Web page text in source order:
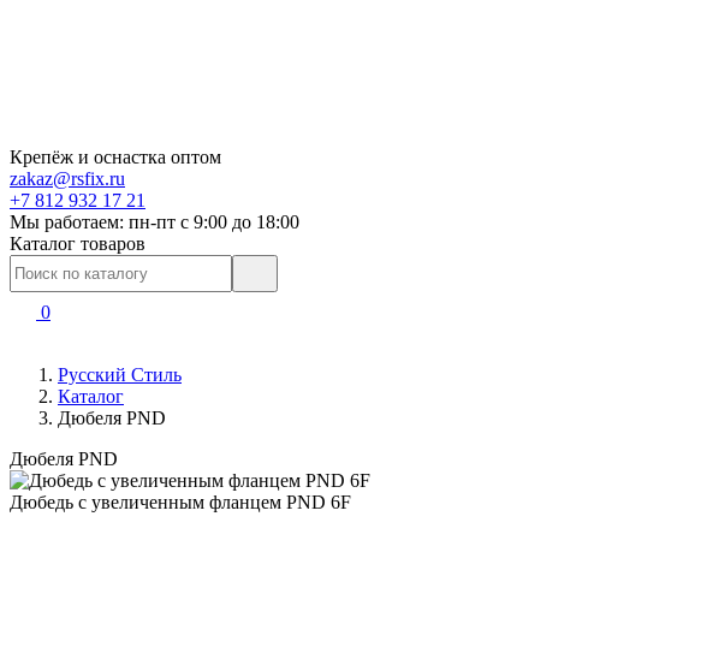
Крепёж и оснастка оптом
zakaz@rsfix.ru
+7 812 932 17 21
Мы работаем: пн-пт c 9:00 до 18:00
Каталог товаров
0
Русский Стиль
Каталог
Дюбеля PND
Дюбеля PND
Дюбедь с увеличенным фланцем PND 6F